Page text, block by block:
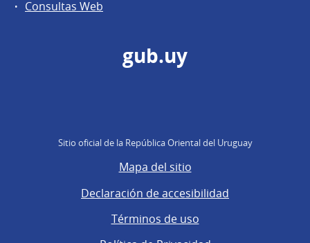
Consultas Web
gub.uy
Sitio oficial de la República Oriental del Uruguay
Mapa del sitio
Declaración de accesibilidad
Términos de uso